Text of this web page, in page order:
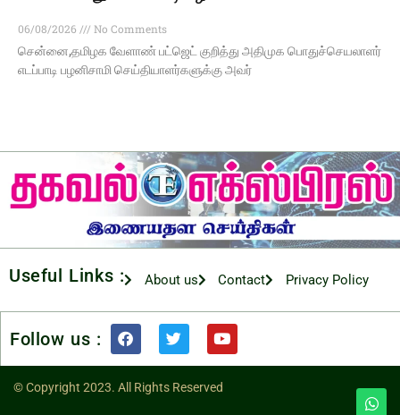
06/08/2026
No Comments
சென்னை,தமிழக வேளாண் பட்ஜெட் குறித்து அதிமுக பொதுச்செயலாளர்
எடப்பாடி பழனிசாமி செய்தியாளர்களுக்கு அவர்
Useful Links : About us Contact Privacy Policy
Follow us :
© Copyright 2023. All Rights Reserved